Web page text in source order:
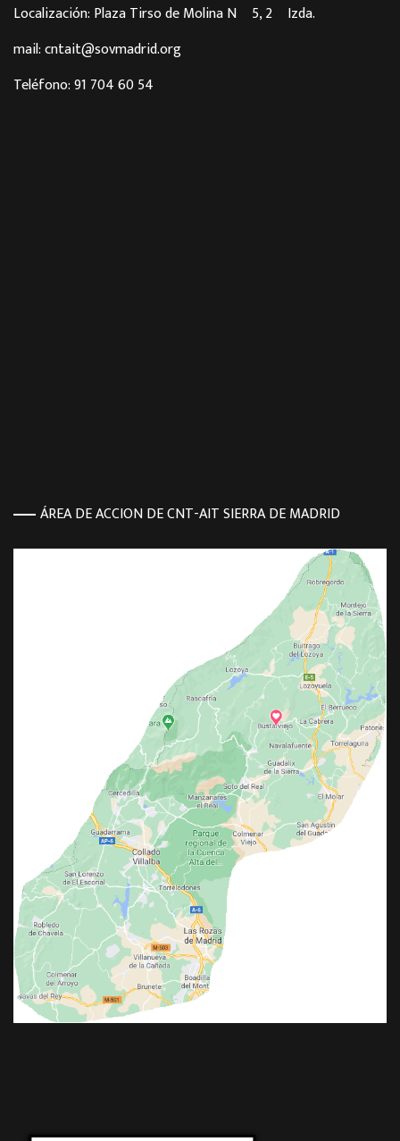
Localización: Plaza Tirso de Molina Nº 5, 2º Izda.
mail: cntait@sovmadrid.org
Teléfono: 91 704 60 54
ÁREA DE ACCION DE CNT-AIT SIERRA DE MADRID